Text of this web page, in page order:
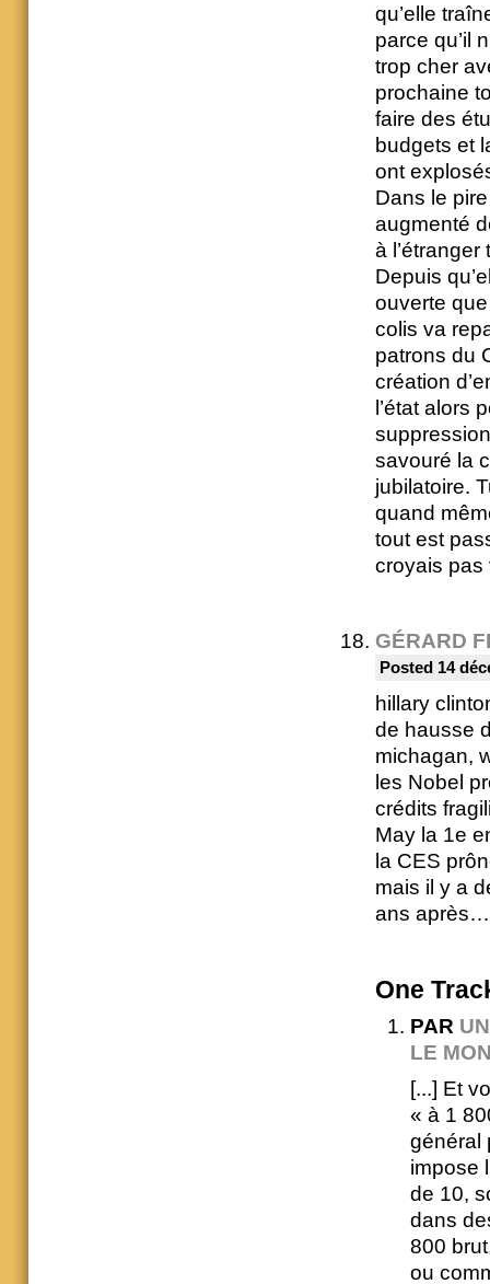
qu’elle
parce qu’il
trop cher
prochaine
faire des
budgets et
ont
Dans le
augmenté
à l’étranger
Depuis
ouverte
colis va
patrons du
création
l’état alors
savouré la
jubilatoire.
quand
tout est
croyais pas
GÉRARD
Posted 14
hillary
de hausse
michagan,
les Nobel
crédits
May la 1e
la CES
mais il y a
ans
One
PAR
LE
[...] Et
« à 1
général
impose
de 10,
dans
800
ou